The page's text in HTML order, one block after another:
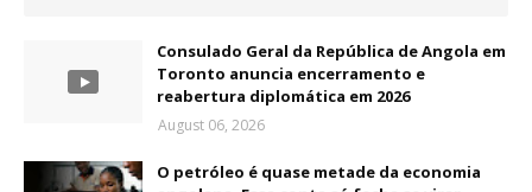
Consulado Geral da República de Angola em
Toronto anuncia encerramento e
reabertura diplomática em 2026
August 06, 2026
O petróleo é quase metade da economia